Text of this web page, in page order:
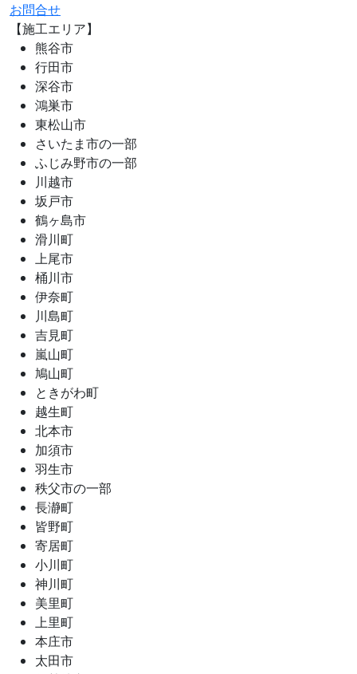
お問合せ
【施工エリア】
熊谷市
行田市
深谷市
鴻巣市
東松山市
さいたま市の一部
ふじみ野市の一部
川越市
坂戸市
鶴ヶ島市
滑川町
上尾市
桶川市
伊奈町
川島町
吉見町
嵐山町
鳩山町
ときがわ町
越生町
北本市
加須市
羽生市
秩父市の一部
長瀞町
皆野町
寄居町
小川町
神川町
美里町
上里町
本庄市
太田市